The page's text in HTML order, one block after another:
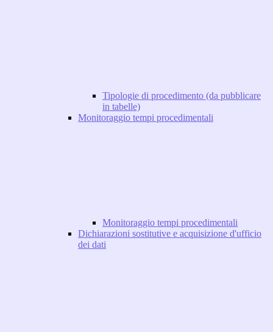
Tipologie di procedimento (da pubblicare
in tabelle)
Monitoraggio tempi procedimentali
Monitoraggio tempi procedimentali
Dichiarazioni sostitutive e acquisizione d'ufficio
dei dati